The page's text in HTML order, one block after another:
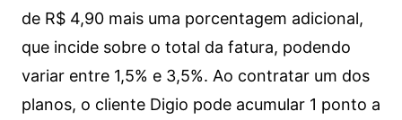
de R$ 4,90 mais uma porcentagem adicional,
que incide sobre o total da fatura, podendo
variar entre 1,5% e 3,5%. Ao contratar um dos
planos, o cliente Digio pode acumular 1 ponto a